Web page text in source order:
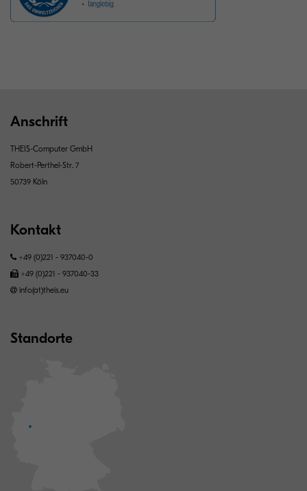
Anschrift
THEIS-Computer GmbH
Robert-Perthel-Str. 7
50739 Köln
Kontakt
+49 (0)221 - 937040-0
+49 (0)221 - 937040-33
info(at)theis.eu
Standorte